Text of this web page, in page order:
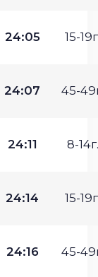
24:05 15-
24:07 45-
24:11 8-14г.
24:14 15-
24:16 45-